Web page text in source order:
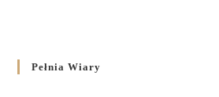
Pełnia Wiary